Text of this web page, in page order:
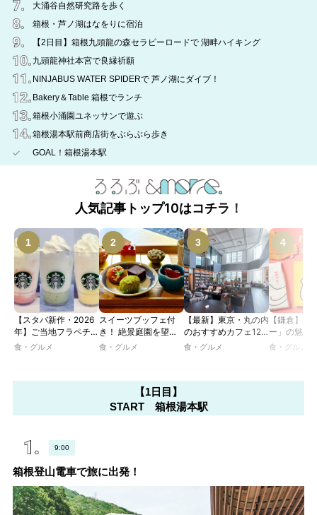
大涌谷自然研究路を歩く
箱根・芦ノ湖はなをりに宿泊
【2日目】箱根九頭龍の森セラピーロードで 湖畔ハイキング
九頭龍神社本宮で良縁祈願
NINJABUS WATER SPIDERで 芦ノ湖にダイブ！
Bakery＆Table 箱根でランチ
箱根小涌園ユネッサンで遊ぶ
箱根湯本駅前商店街をぶらぶら歩き
GOAL！箱根湯本駅
人気記事トップ10はコチラ！
【スタバ新作・2026
年】ご当地フラペチー
ノが新登場！ 地域と
JIMOTO
動。6種類を飲んで実
食・グルメ
スイーツブッフェ付
き！ 絶景庭園を望む
ホテルレストランで味
ツトレンドVol.105】
食・グルメ
【最新】東京・丸の内
のおすすめカフェ12
選｜ひとりでゆったり
るカフェ、優雅なホテ
食・グルメ
【鎌倉】「
ー」の魅力
説！ 定番商
食・グルメ
【1日目】
START 箱根湯本駅
9:00
箱根登山電車で旅に出発！